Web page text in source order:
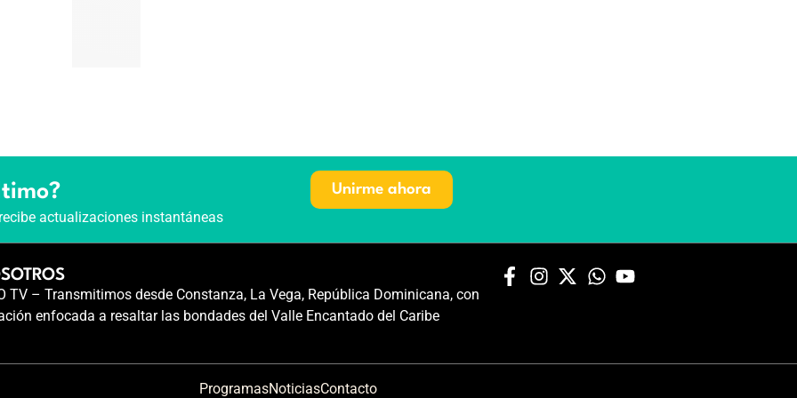
actualizaciones instantáneas
Unirme ahora
TV – Transmitimos desde Constanza, La Vega, República Dominicana, con
enfocada a resaltar las bondades del Valle Encantado del Caribe
ProgramasNoticiasContacto